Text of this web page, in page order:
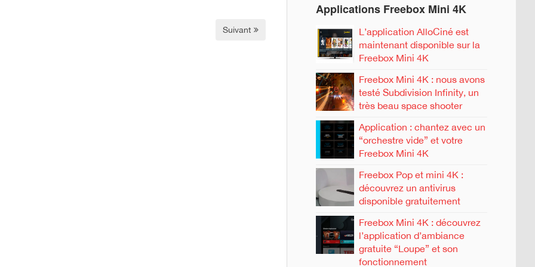
Suivant
Applications Freebox Mini 4K
L’application AlloCiné est
maintenant disponible sur la
Freebox Mini 4K
Freebox Mini 4K : nous avons
testé Subdivision Infinity, un
très beau space shooter
Application : chantez avec un
“orchestre vide” et votre
Freebox Mini 4K
Freebox Pop et mini 4K :
découvrez un antivirus
disponible gratuitement
Freebox Mini 4K : découvrez
l’application d’ambiance
gratuite “Loupe” et son
fonctionnement